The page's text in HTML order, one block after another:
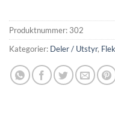
Produktnummer: 302
Kategorier: Deler / Utstyr,